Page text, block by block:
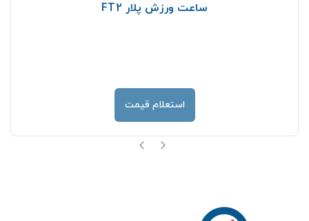
ساعت ورزش پلار FT2
استعلام قیمت